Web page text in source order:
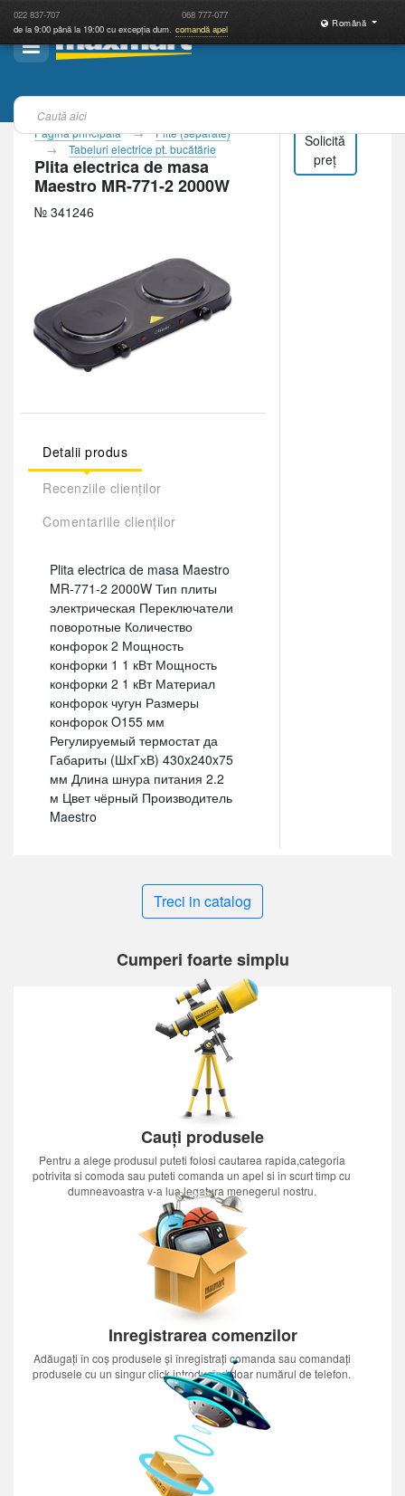
022 837-707 068 777-077
de la 9:00 până la 19:00 cu excepția dum. comandă apel
Română
Pagina principală
Plite (separate)
Tabeluri electrice pt. bucătărie
Plita electrica de masa
Maestro MR-771-2 2000W
№ 341246
Detalii produs
Recenziile clienților
Comentariile clienților
Plita electrica de masa Maestro
MR-771-2 2000W Тип плиты
электрическая Переключатели
поворотные Количество
конфорок 2 Мощность
конфорки 1 1 кВт Мощность
конфорки 2 1 кВт Материал
конфорок чугун Размеры
конфорок O155 мм
Регулируемый термостат да
Габариты (ШхГхВ) 430x240x75
мм Длина шнура питания 2.2
м Цвет чёрный Производитель
Maestro
Solicită
preț
Treci in catalog
Cumperi foarte simplu
Cauți produsele
Pentru a alege produsul puteti folosi cautarea rapida,categoria
potrivita si comoda sau puteti comanda un apel si in scurt timp cu
dumneavoastra v-a lua legatura menegerul nostru.
Inregistrarea comenzilor
Adăugați în coș produsele și înregistrați comanda sau comandați
produsele cu un singur click introducînd doar numărul de telefon.